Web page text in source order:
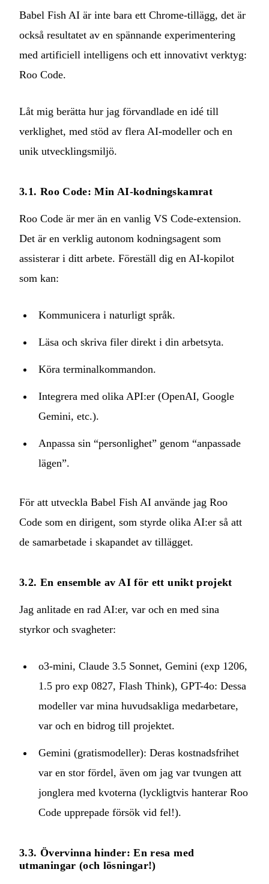
Babel Fish AI är inte bara ett Chrome-tillägg, det är
också resultatet av en spännande experimentering
med artificiell intelligens och ett innovativt verktyg:
Roo Code.
Låt mig berätta hur jag förvandlade en idé till
verklighet, med stöd av flera AI-modeller och en
unik utvecklingsmiljö.
3.1. Roo Code: Min AI-kodningskamrat
Roo Code är mer än en vanlig VS Code-extension.
Det är en verklig autonom kodningsagent som
assisterar i ditt arbete. Föreställ dig en AI-kopilot
som kan:
Kommunicera i naturligt språk.
Läsa och skriva filer direkt i din arbetsyta.
Köra terminalkommandon.
Integrera med olika API:er (OpenAI, Google
Gemini, etc.).
Anpassa sin “personlighet” genom “anpassade
lägen”.
För att utveckla Babel Fish AI använde jag Roo
Code som en dirigent, som styrde olika AI:er så att
de samarbetade i skapandet av tillägget.
3.2. En ensemble av AI för ett unikt projekt
Jag anlitade en rad AI:er, var och en med sina
styrkor och svagheter:
o3-mini, Claude 3.5 Sonnet, Gemini (exp 1206,
1.5 pro exp 0827, Flash Think), GPT-4o: Dessa
modeller var mina huvudsakliga medarbetare,
var och en bidrog till projektet.
Gemini (gratismodeller): Deras kostnadsfrihet
var en stor fördel, även om jag var tvungen att
jonglera med kvoterna (lyckligtvis hanterar Roo
Code upprepade försök vid fel!).
3.3. Övervinna hinder: En resa med
utmaningar (och lösningar!)